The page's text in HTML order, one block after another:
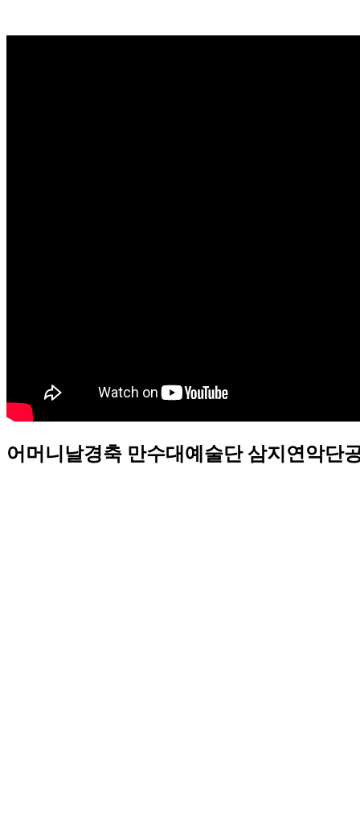
어머니날경축 만수대예술단 삼지연악단